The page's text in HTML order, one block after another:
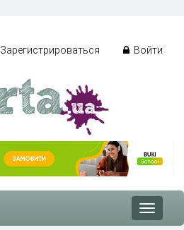
Зарегистрироваться Войти
Toggle